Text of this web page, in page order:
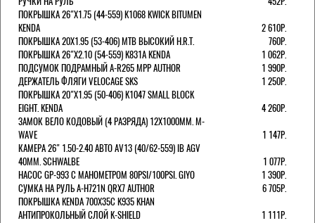
ПОКРЫШКА 26"Х1.75 (44-559) K1068 KWICK BITUMEN
KENDA
2 610Р.
ПОКРЫШКА 20X1.95 (53-406) MTB ВЫСОКИЙ H.R.T.
760Р.
ПОКРЫШКА 26"Х2.10 (54-559) K831A KENDA
1 062Р.
ПОДСУМОК ПОДРАМНЫЙ A-R265 MPP AUTHOR
1 990Р.
ДЕРЖАТЕЛЬ ФЛЯГИ VELOCAGE SKS
1 250Р.
ПОКРЫШКА 20"Х1.95 (50-406) K1047 SMALL BLOCK
EIGHT. KENDA
4 260Р.
ЗАМОК ВЕЛО КОДОВЫЙ (4 РАЗРЯДА) 12Х1000ММ. M-
WAVE
1 147Р.
КАМЕРА 26" 1.50-2.40 АВТО AV13 (40/62-559) IB AGV
40MM. SCHWALBE
1 077Р.
НАСОС GP-993 С МАНОМЕТРОМ 80PSI/100PSI. GIYO
1 390Р.
СУМКА НА РУЛЬ A-H721N QRX7 AUTHOR
6 705Р.
ПОКРЫШКА KENDA 700Х35С K935 KHAN
АНТИПРОКОЛЬНЫЙ СЛОЙ K-SHIELD
1 111Р.